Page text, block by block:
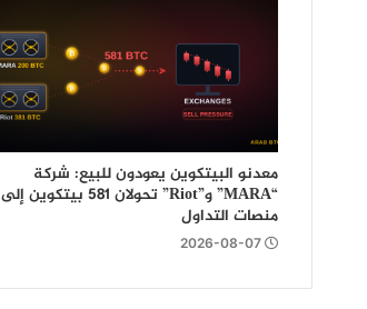
معدنو البيتكوين يعودون للبيع: شركة
“MARA” و”Riot” تحولان 581 بيتكوين إلى
منصات التداول
2026-08-07